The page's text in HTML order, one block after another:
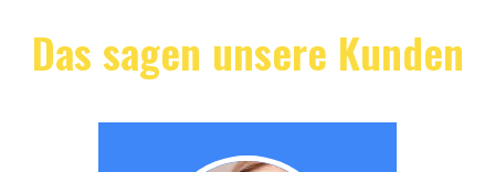
Das sagen unsere Kunden